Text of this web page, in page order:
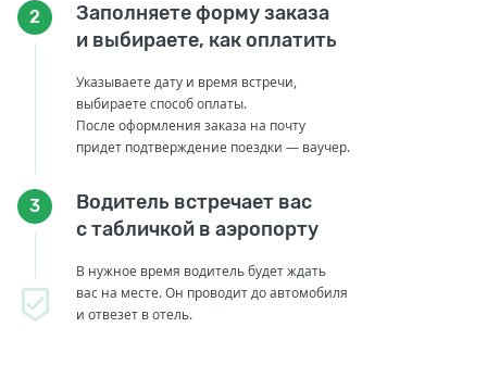
2
Заполняете форму заказа
и выбираете, как оплатить
Указываете дату и время встречи,
выбираете способ оплаты.
После оформления заказа на почту
придет подтверждение поездки — ваучер.
3
Водитель встречает вас
с табличкой в аэропорту
В нужное время водитель будет ждать
вас на месте. Он проводит до автомобиля
и отвезет в отель.